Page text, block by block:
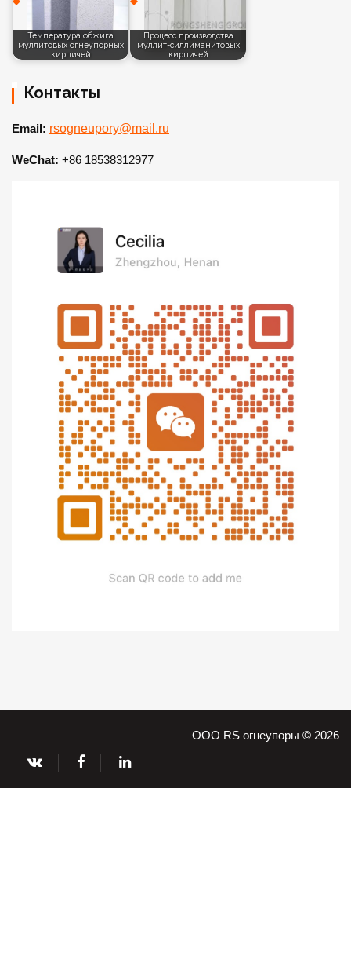
Температура обжига
муллитовых огнеупорных
кирпичей
Процесс производства
муллит-силлиманитовых
кирпичей
Контакты
Email: rsogneupory@mail.ru
WeChat: +86 18538312977
ООО RS огнеупоры © 2026